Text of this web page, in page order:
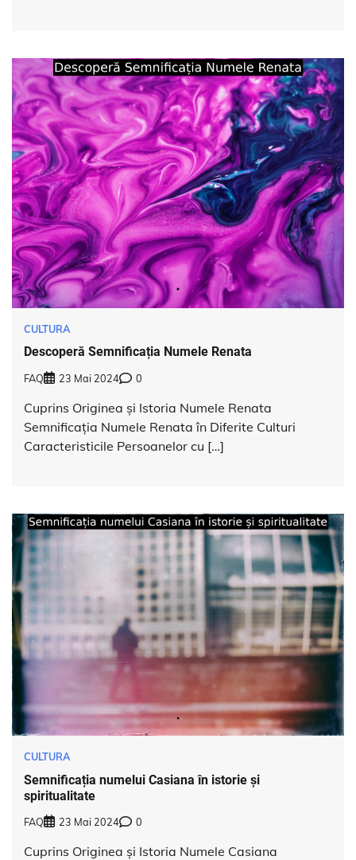
CULTURA
Descoperă Semnificația Numele Renata
FAQ 23 Mai 2024 0
Cuprins Originea și Istoria Numele Renata
Semnificația Numele Renata în Diferite Culturi
Caracteristicile Persoanelor cu […]
CULTURA
Semnificația numelui Casiana în istorie și
spiritualitate
FAQ 23 Mai 2024 0
Cuprins Originea și Istoria Numele Casiana